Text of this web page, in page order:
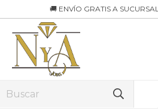
🚚 ENVÍO GRATIS A